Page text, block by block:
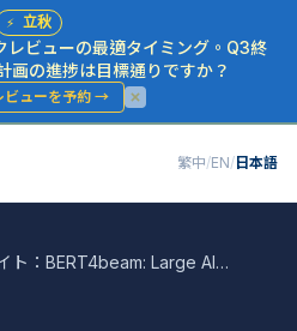
⚡ 立秋
ビューの最適タイミング。Q3終
画の進捗は目標通りですか？
ビューを予約→
繁中/EN/ 日本語
インサイト：BERT4beam: Large AI Model Enab